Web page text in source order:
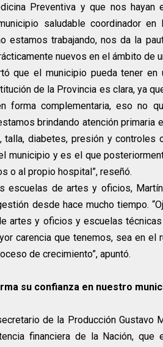
Preventiva y que nos
saludable coordinador
estamos trabajando, nos da la
nuevos en el ámbito de
que el municipio pueda tener
de la Provincia es clara, ya
forma complementaria, eso no
brindando atención
talla, diabetes, presión y
municipio y es el que
o al propio hospital”, reseñó.
escuelas de artes y oficios,
desde hace mucho tiempo.
artes y oficios y escuelas
carencia que tenemos, sea en
de crecimiento”, apuntó.
su confianza en nuestro
de la Producción
financiera de la Nación,